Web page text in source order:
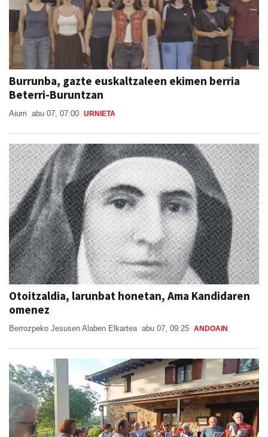
Burrunba, gazte euskaltzaleen ekimen berria
Beterri-Buruntzan
Aiurri abu 07, 07:00 URNIETA
Otoitzaldia, larunbat honetan, Ama Kandidaren
omenez
Berrozpeko Jesusen Alaben Elkartea abu 07, 09:25 ANDOAIN